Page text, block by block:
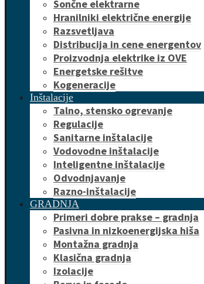
Sončne elektrarne
Hranilniki električne energije
Razsvetljava
Distribucija in cene energentov
Proizvodnja elektrike iz OVE
Energetske rešitve
Kogeneracije
Inštalacije
Talno, stensko ogrevanje
Regulacije
Sanitarne inštalacije
Vodovodne inštalacije
Inteligentne inštalacije
Odvodnjavanje
Razno-inštalacije
GRADNJA
Primeri dobre prakse – gradnja
Pasivna in nizkoenergijska hiša
Montažna gradnja
Klasična gradnja
Izolacije